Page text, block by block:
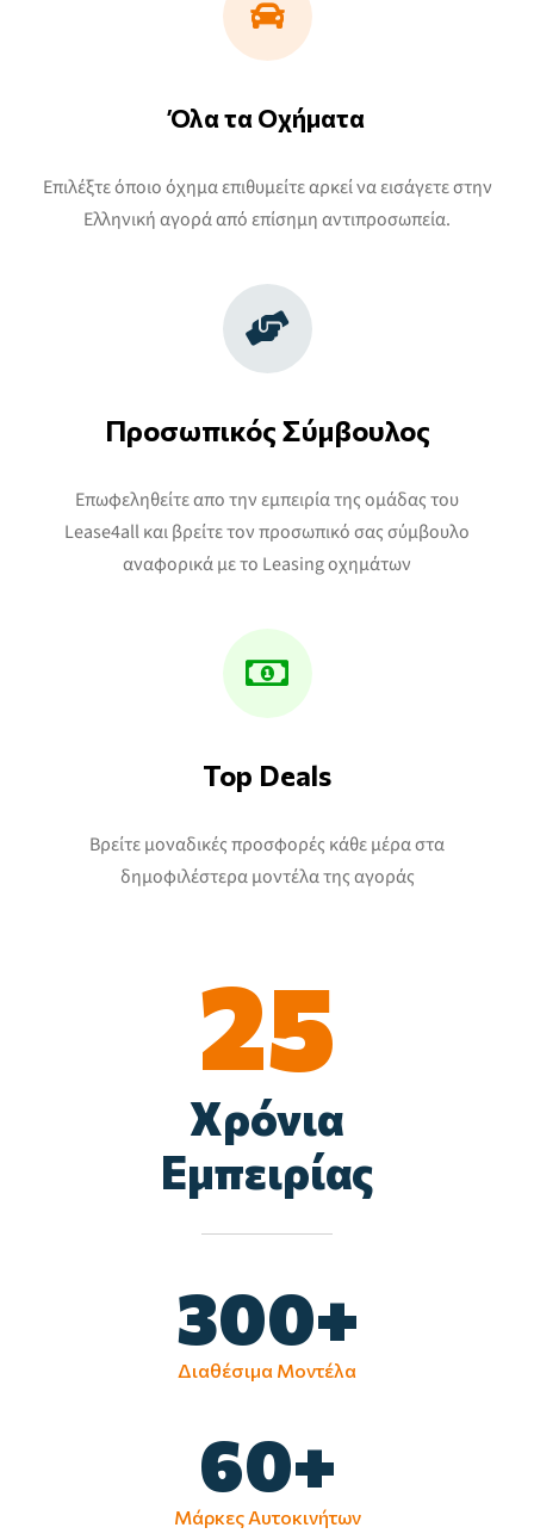
Όλα τα Οχήματα
Επιλέξτε όποιο όχημα επιθυμείτε αρκεί να εισάγετε στην
Ελληνική αγορά από επίσημη αντιπροσωπεία.
Προσωπικός Σύμβουλος
Επωφεληθείτε απο την εμπειρία της ομάδας του
Lease4all και βρείτε τον προσωπικό σας σύμβουλο
αναφορικά με το Leasing οχημάτων
Top Deals
Βρείτε μοναδικές προσφορές κάθε μέρα στα
δημοφιλέστερα μοντέλα της αγοράς
25
Χρόνια
Εμπειρίας
Διαθέσιμα Μοντέλα
300+
Μάρκες Αυτοκινήτων
60+